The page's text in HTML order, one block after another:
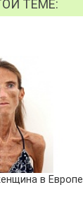
ТЕМЕ:
в Европе